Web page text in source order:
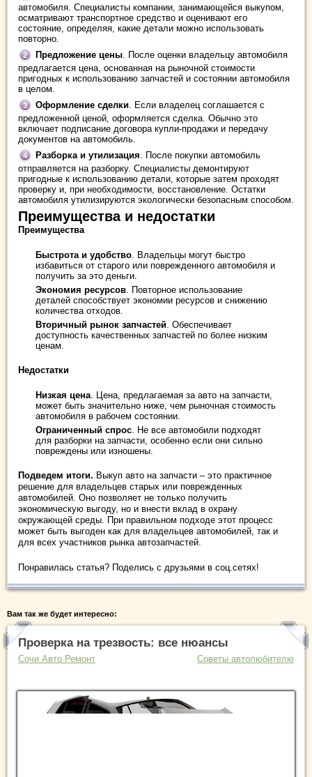
автомобиля. Специалисты компании, занимающейся выкупом,
осматривают транспортное средство и оценивают его
состояние, определяя, какие детали можно использовать
повторно.
Предложение цены . После оценки владельцу автомобиля
предлагается цена, основанная на рыночной стоимости
пригодных к использованию запчастей и состоянии автомобиля
в целом.
Оформление сделки . Если владелец соглашается с
предложенной ценой, оформляется сделка. Обычно это
включает подписание договора купли-продажи и передачу
документов на автомобиль.
Разборка и утилизация . После покупки автомобиль
отправляется на разборку. Специалисты демонтируют
пригодные к использованию детали, которые затем проходят
проверку и, при необходимости, восстановление. Остатки
автомобиля утилизируются экологически безопасным способом.
Преимущества и недостатки
Преимущества
Быстрота и удобство . Владельцы могут быстро
избавиться от старого или поврежденного автомобиля и
получить за это деньги.
Экономия ресурсов . Повторное использование
деталей способствует экономии ресурсов и снижению
количества отходов.
Вторичный рынок запчастей . Обеспечивает
доступность качественных запчастей по более низким
ценам.
Недостатки
Низкая цена . Цена, предлагаемая за авто на запчасти,
может быть значительно ниже, чем рыночная стоимость
автомобиля в рабочем состоянии.
Ограниченный спрос . Не все автомобили подходят
для разборки на запчасти, особенно если они сильно
повреждены или изношены.
Подведем итоги. Выкуп авто на запчасти – это практичное
решение для владельцев старых или поврежденных
автомобилей. Оно позволяет не только получить
экономическую выгоду, но и внести вклад в охрану
окружающей среды. При правильном подходе этот процесс
может быть выгоден как для владельцев автомобилей, так и
для всех участников рынка автозапчастей.
Понравилась статья? Поделись с друзьями в соц.сетях!
Вам так же будет интересно:
Проверка на трезвость: все нюансы
Сочи Авто Ремонт Советы автолюбителю